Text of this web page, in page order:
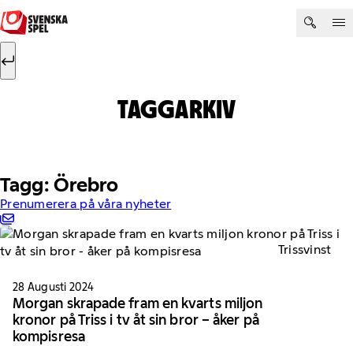
Hoppa till innehåll
Sök efter:
TAGGARKIV
Tagg: Örebro
Prenumerera på våra nyheter
Trissvinst
28 Augusti 2024
Morgan skrapade fram en kvarts miljon
kronor på Triss i tv åt sin bror – åker på
kompisresa